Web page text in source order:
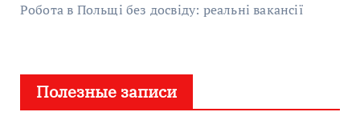
Робота в Польщі без досвіду: реальні вакансії
Полезные записи